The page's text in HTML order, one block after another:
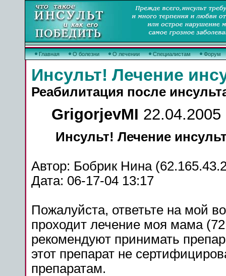
Главная О болезни О лечении Специалистам Форум
Инсульт! Лечение
Реабилитация после
GrigorjevMI 22.04.2005
Инсульт! Лечение
Автор: Бобрик Нина
Дата: 06-17-04 13:17
Пожалуйста, ответьте на мой
проходит лечение моя мама
рекомендуют принимать
этот препарат не
препаратам.